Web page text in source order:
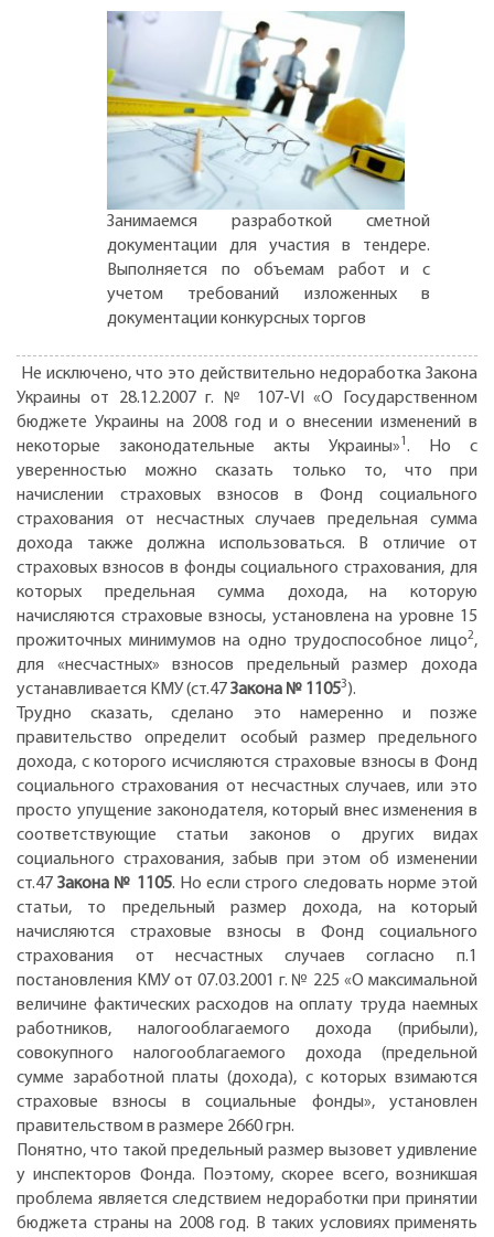
Занимаемся разработкой сметной
документации для участия в тендере.
Выполняется по объемам работ и с
учетом требований изложенных в
документации конкурсных торгов
Не исключено, что это действительно недоработка Закона
Украины от 28.12.2007 г. № 107-VI «О Государственном
бюджете Украины на 2008 год и о внесении изменений в
некоторые законодательные акты Украины»1 . Но с
уверенностью можно сказать только то, что при
начислении страховых взносов в Фонд социального
страхования от несчастных случаев предельная сумма
дохода также должна использоваться. В отличие от
страховых взносов в фонды социального страхования, для
которых предельная сумма дохода, на которую
начисляются страховые взносы, установлена на уровне 15
прожиточных минимумов на одно трудоспособное лицо2,
для «несчастных» взносов предельный размер дохода
устанавливается КМУ (ст.47Закона № 11053).
Трудно сказать, сделано это намеренно и позже
правительство определит особый размер предельного
дохода, с которого исчисляются страховые взносы в Фонд
социального страхования от несчастных случаев, или это
просто упущение законодателя, который внес изменения в
соответствующие статьи законов о других видах
социального страхования, забыв при этом об изменении
ст.47Закона № 1105. Но если строго следовать норме этой
статьи, то предельный размер дохода, на который
начисляются страховые взносы в Фонд социального
страхования от несчастных случаев согласно п.1
постановления КМУ от 07.03.2001 г. № 225 «О максимальной
величине фактических расходов на оплату труда наемных
работников, налогооблагаемого дохода (прибыли),
совокупного налогооблагаемого дохода (предельной
сумме заработной платы (дохода), с которых взимаются
страховые взносы в социальные фонды», установлен
правительством в размере 2660 грн.
Понятно, что такой предельный размер вызовет удивление
у инспекторов Фонда. Поэтому, скорее всего, возникшая
проблема является следствием недоработки при принятии
бюджета страны на 2008 год. В таких условиях применять